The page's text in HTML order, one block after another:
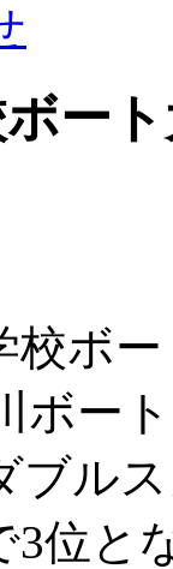
ボー
校ボ
ボー
ブル
3位と